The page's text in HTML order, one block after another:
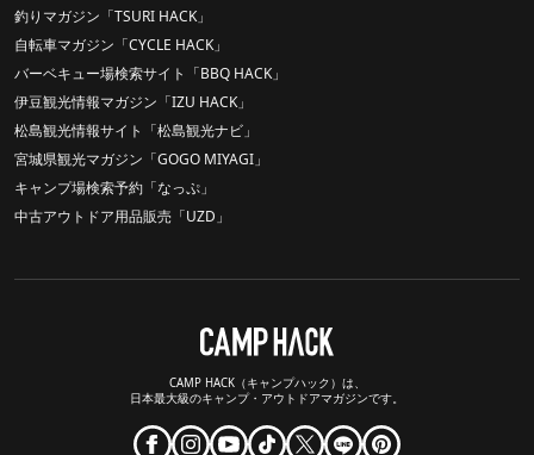
釣りマガジン「TSURI HACK」
自転車マガジン「CYCLE HACK」
バーベキュー場検索サイト「BBQ HACK」
伊豆観光情報マガジン「IZU HACK」
松島観光情報サイト「松島観光ナビ」
宮城県観光マガジン「GOGO MIYAGI」
キャンプ場検索予約「なっぷ」
中古アウトドア用品販売「UZD」
CAMP HACK（キャンプハック）は、
日本最大級のキャンプ・アウトドアマガジンです。